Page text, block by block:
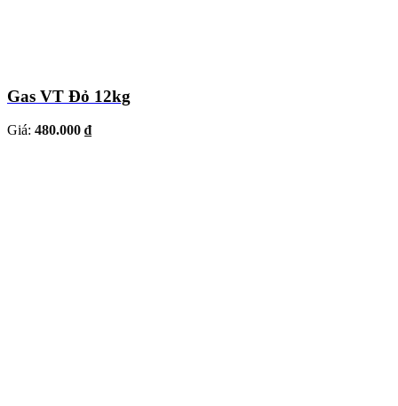
Gas VT Đỏ 12kg
Giá: 480.000 ₫